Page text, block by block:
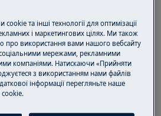
ЗАДУШЕННЯ
для дітей до 3
дрібні деталі та упаковку
та інші технології для оптимізації
і маркетингових цілях. Ми також
про використання вами нашого вебсайту
мережами, рекламними
компаніями. Натискаючи «Прийняти
з використанням нами файлів
інформації перегляньте наше